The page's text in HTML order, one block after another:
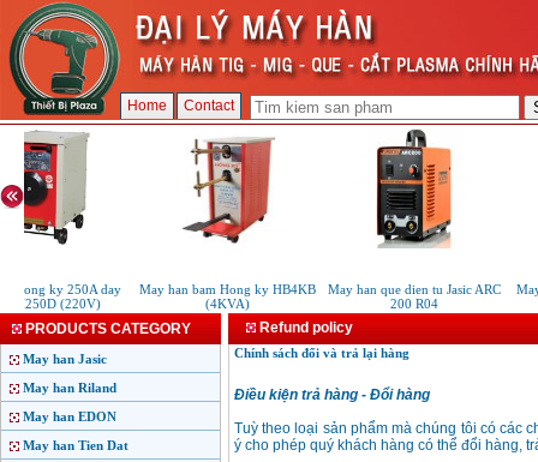
Home Contact
Hong ky 250A day
H250D (220V)
May han bam Hong ky HB4KB
(4KVA)
May han que dien tu Jasic ARC
200 R04
PRODUCTS CATEGORY
May han Jasic
May han Riland
May han EDON
May han Tien Dat
Refund policy
Chính sách đổi và trả lại hàng
Điều kiện trả hàng - Đổi hàng
Tuỳ theo loại sản phẩm mà chúng tôi có các
ý cho phép quý khách hàng có thể đổi hàng,